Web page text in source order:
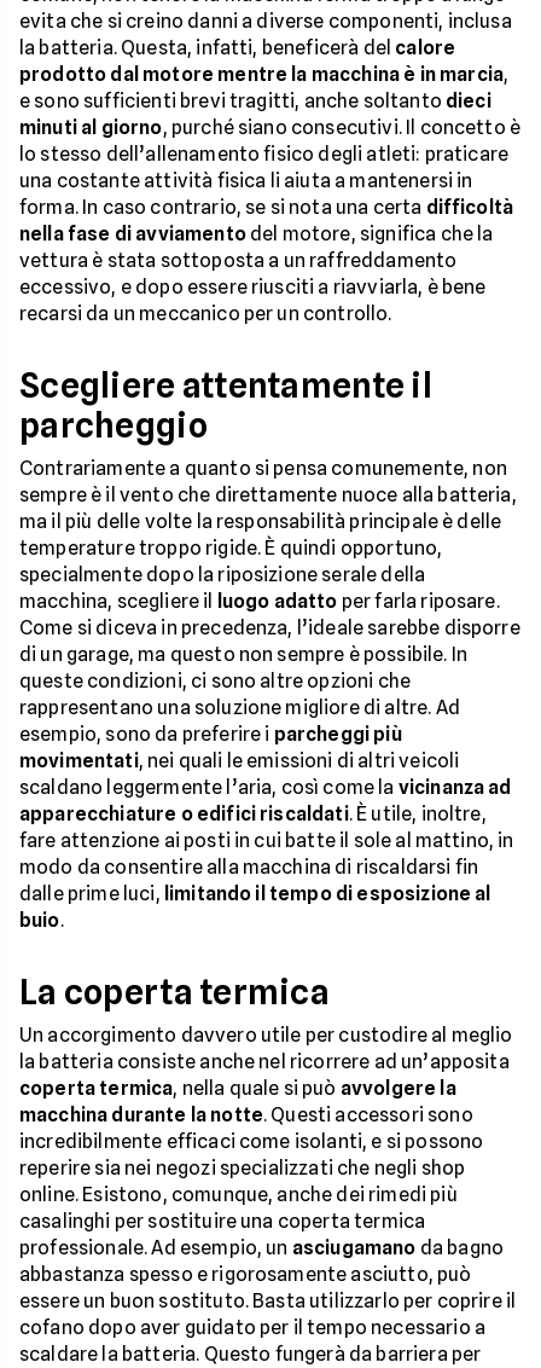
evita che si creino danni a diverse componenti, inclusa
la batteria. Questa, infatti, beneficerà del calore
prodotto dal motore mentre la macchina è in marcia,
e sono sufficienti brevi tragitti, anche soltanto dieci
minuti al giorno, purché siano consecutivi. Il concetto è
lo stesso dell’allenamento fisico degli atleti: praticare
una costante attività fisica li aiuta a mantenersi in
forma. In caso contrario, se si nota una certa difficoltà
nella fase di avviamentodel motore, significa che la
vettura è stata sottoposta a un raffreddamento
eccessivo, e dopo essere riusciti a riavviarla, è bene
recarsi da un meccanico per un controllo.
Scegliere attentamente il
parcheggio
Contrariamente a quanto si pensa comunemente, non
sempre è il vento che direttamente nuoce alla batteria,
ma il più delle volte la responsabilità principale è delle
temperature troppo rigide. È quindi opportuno,
specialmente dopo la riposizione serale della
macchina, scegliere il
luogo adatto per farla riposare.
Come si diceva in precedenza, l’ideale sarebbe disporre
di un garage, ma questo non sempre è possibile. In
queste condizioni, ci sono altre opzioni che
rappresentano una soluzione migliore di altre. Ad
esempio, sono da preferire i parcheggi più
movimentati, nei quali le emissioni di altri veicoli
scaldano leggermente l’aria, così come la vicinanza ad
apparecchiature o edifici riscaldati. È utile, inoltre,
fare attenzione ai posti in cui batte il sole al mattino, in
modo da consentire alla macchina di riscaldarsi fin
dalle prime luci, limitando il tempo di esposizione al
buio.
La coperta termica
Un accorgimento davvero utile per custodire al meglio
la batteria consiste anche nel ricorrere ad un’apposita
coperta termica, nella quale si può avvolgere la
macchina durante la notte. Questi accessori sono
incredibilmente efficaci come isolanti, e si possono
reperire sia nei negozi specializzati che negli shop
online. Esistono, comunque, anche dei rimedi più
casalinghi per sostituire una coperta termica
professionale. Ad esempio, un asciugamano da bagno
abbastanza spesso e rigorosamente asciutto, può
essere un buon sostituto. Basta utilizzarlo per coprire il
cofano dopo aver guidato per il tempo necessario a
scaldare la batteria. Questo fungerà da barriera per